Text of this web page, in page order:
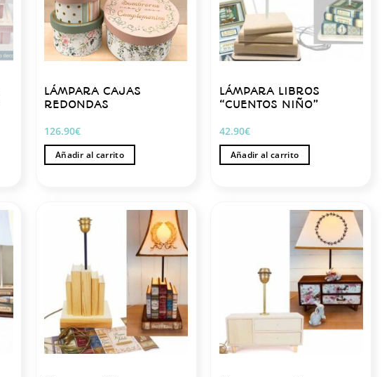
pueden
elegir
en
de
producto
LÁMPARA CAJAS
REDONDAS
126.90€
Añadir al carrito
LÁMPARA LIBROS
“CUENTOS NIÑO”
42.90€
Añadir al carrito